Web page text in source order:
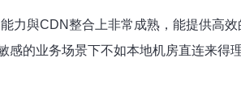
力與CDN整合上非常成熟，能提供高
的业务场景下不如本地机房直连来